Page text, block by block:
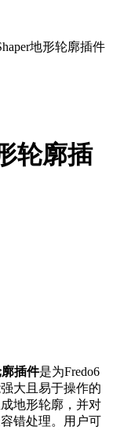
地形轮廓插件
轮廓插
插件是为Fredo6
大且易于操作的
地形轮廓，并对
错处理。用户可